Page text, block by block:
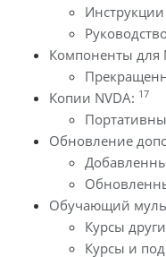
Компоненты для
Копии NVDA: 17
Обновление
Обучающий
Курсы
Курсы и